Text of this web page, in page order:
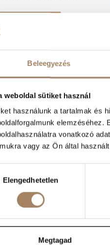
Beleegyezés
weboldal sütiket használ
használunk a tartalmak és
elemzéséhez.
vonatkozó
vagy az Ön által
Elengedhetetlen
Megtagad
30 352 7572
Ft
Lajos Zoltán
+36 70 291 9802